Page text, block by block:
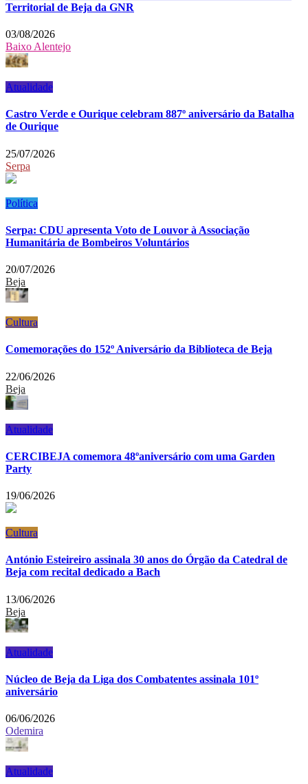
Territorial de Beja da GNR
03/08/2026
Baixo Alentejo
Atualidade
Castro Verde e Ourique celebram 887º aniversário da Batalha
de Ourique
25/07/2026
Serpa
Política
Serpa: CDU apresenta Voto de Louvor à Associação
Humanitária de Bombeiros Voluntários
20/07/2026
Beja
Cultura
Comemorações do 152º Aniversário da Biblioteca de Beja
22/06/2026
Beja
Atualidade
CERCIBEJA comemora 48ºaniversário com uma Garden
Party
19/06/2026
Cultura
António Esteireiro assinala 30 anos do Órgão da Catedral de
Beja com recital dedicado a Bach
13/06/2026
Beja
Atualidade
Núcleo de Beja da Liga dos Combatentes assinala 101º
aniversário
06/06/2026
Odemira
Atualidade